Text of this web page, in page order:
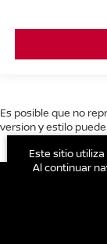
Es posible que no
version y estilo
Este sitio
Al continuar